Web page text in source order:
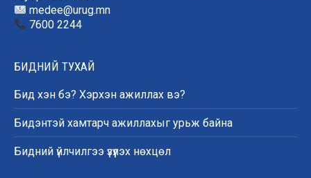
medee@urug.mn
7600 2244
БИДНИЙ ТУХАЙ
Бид хэн бэ? Хэрхэн ажиллах вэ?
Бидэнтэй хамтарч ажиллахыг урьж байна
Бидний үйлчилгээ үзүүлэх нөхцөл